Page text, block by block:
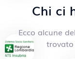
Chi ci
Ecco alcune
trovato